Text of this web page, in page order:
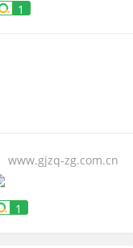
1
www.gjzq-zg.com.cn
1